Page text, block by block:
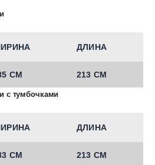
ДЛИНА
СМ 213 СМ
с тумбочками
ДЛИНА
СМ 213 СМ